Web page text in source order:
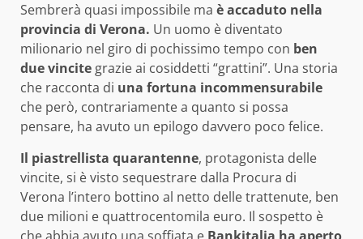
Sembrerà quasi impossibile ma è accaduto nella
provincia di Verona. Un uomo è diventato
milionario nel giro di pochissimo tempo con ben
due vincitegrazie ai cosiddetti “grattini”. Una storia
che racconta di una fortuna incommensurabile
che però, contrariamente a quanto si possa
pensare, ha avuto un epilogo davvero poco felice.
Il piastrellista quarantenne, protagonista delle
vincite, si è visto sequestrare dalla Procura di
Verona l’intero bottino al netto delle trattenute, ben
due milioni e quattrocentomila euro. Il sospetto è